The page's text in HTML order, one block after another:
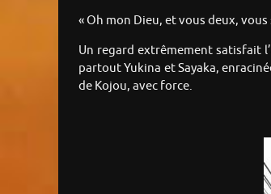
« Oh mon Dieu, et vous deux,
Un regard extrêmement satisfait
partout Yukina et Sayaka,
de Kojou, avec force.